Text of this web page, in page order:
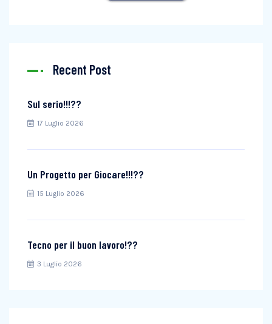
Recent Post
Sul serio!!!??
17 Luglio 2026
Un Progetto per Giocare!!!??
15 Luglio 2026
Tecno per il buon lavoro!??
3 Luglio 2026